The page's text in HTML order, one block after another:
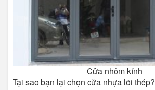
Cửa nhôm kính
Tại sao bạn lại chọn cửa nhựa lõi thép?